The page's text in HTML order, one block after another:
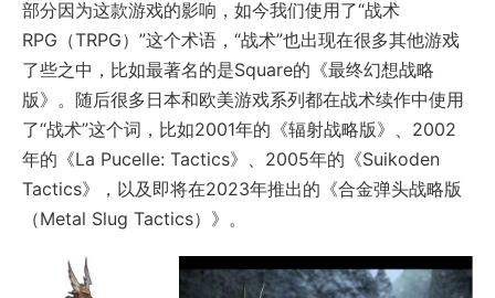
部分因为这款游戏的影响，如今我们使用了“战术
RPG（TRPG）”这个术语，“战术”也出现在很多其他游戏
了些之中，比如最著名的是Square的《最终幻想战略
版》。随后很多日本和欧美游戏系列都在战术续作中使用
了“战术”这个词，比如2001年的《辐射战略版》、2002
年的《La Pucelle: Tactics》、2005年的《Suikoden
Tactics》，以及即将在2023年推出的《合金弹头战略版
（Metal Slug Tactics）》。